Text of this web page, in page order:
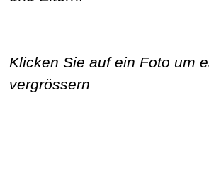
Klicken Sie auf ein Foto um
vergrössern